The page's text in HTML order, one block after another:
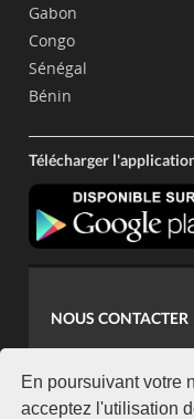
En poursuivant votre
acceptez l'utilisation
Gabon
Congo
Sénégal
Bénin
Télécharger
NOUS CONTACTER